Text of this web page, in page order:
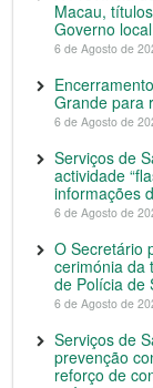
Macau,
Governo
6 de Agosto de
Grande para
6 de Agosto de
Serviços de
actividade
informações
6 de Agosto de
O Secretário
cerimónia da
de Polícia de
6 de Agosto de
Serviços de
prevenção
reforço de